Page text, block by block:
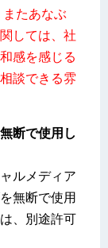
たあなぶ
しては、社
感を感じる
談できる雰
断で使用し
ルメディア
無断で使用
、別途許可